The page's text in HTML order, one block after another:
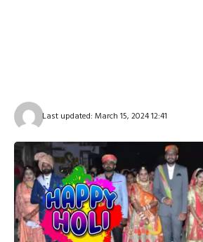
Last updated: March 15, 2024 12:41